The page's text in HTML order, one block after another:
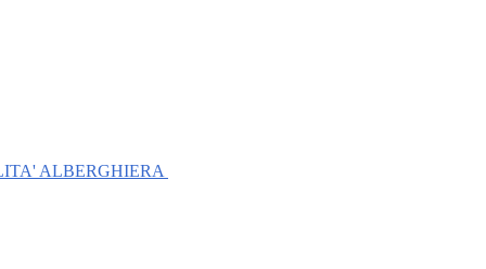
ALBERGHIERA